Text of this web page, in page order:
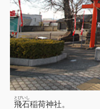
飛石
とびいし
稲荷神社。